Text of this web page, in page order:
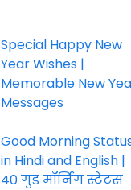
Special Happy New
Year Wishes |
Memorable New
Messages
Good Morning
in Hindi and English |
40 गुड मॉर्निंग स्टेटस